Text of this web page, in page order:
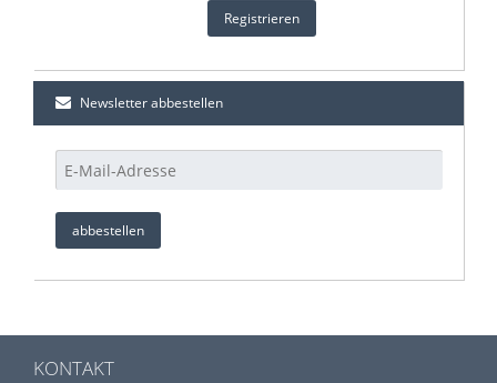
Newsletter abbestellen
KONTAKT